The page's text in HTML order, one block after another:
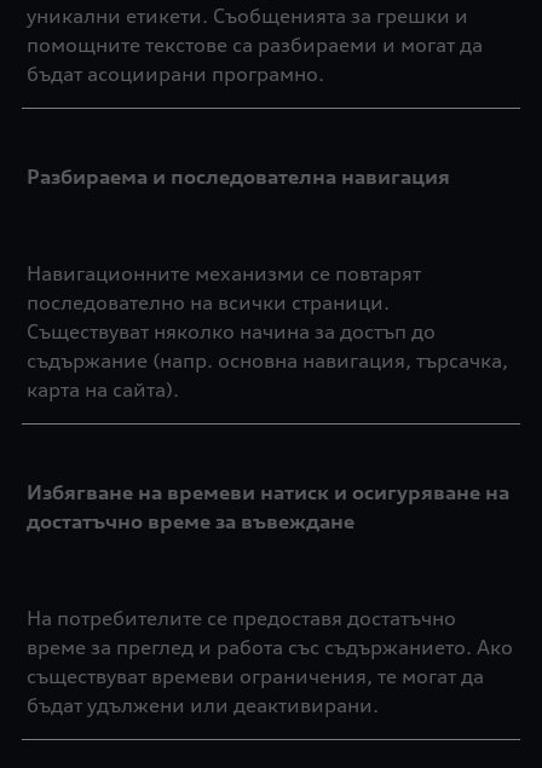
уникални етикети. Съобщенията за грешки и
помощните текстове са разбираеми и могат да
бъдат асоциирани програмно.
Разбираема и последователна навигация
Навигационните механизми се повтарят
последователно на всички страници.
Съществуват няколко начина за достъп до
съдържание (напр. основна навигация, търсачка,
карта на сайта).
Избягване на времеви натиск и осигуряване на
достатъчно време за въвеждане
На потребителите се предоставя достатъчно
време за преглед и работа със съдържанието. Ако
съществуват времеви ограничения, те могат да
бъдат удължени или деактивирани.